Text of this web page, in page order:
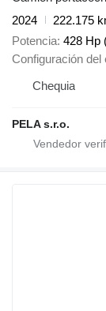
2024
222.175
Potencia 428 Hp
Configuración del
Chequia
PELA s.r.o.